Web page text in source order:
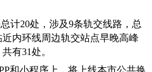
计20处，涉及9条轨交线路，总
内环线周边轨交站点早晚高峰
有31处。
和小程序上，将上线本市公共换